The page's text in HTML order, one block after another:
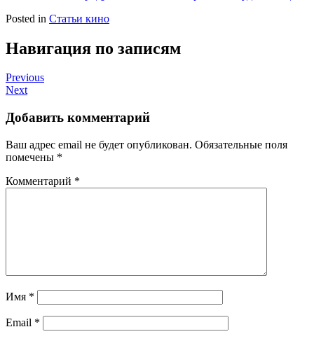
Posted in Статьи кино
Навигация по записям
Previous
Next
Добавить комментарий
Ваш адрес email не будет опубликован. Обязательные поля
помечены *
Комментарий *
Имя *
Email *